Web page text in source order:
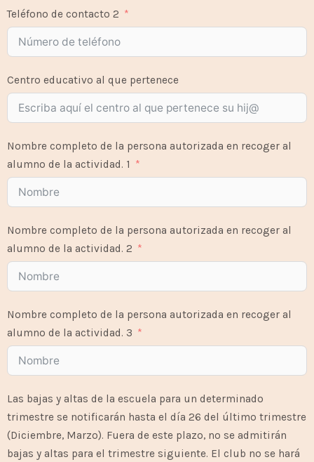
Teléfono de contacto 2
Centro educativo al que pertenece
Nombre completo de la persona autorizada en recoger al
alumno de la actividad. 1
Nombre completo de la persona autorizada en recoger al
alumno de la actividad. 2
Nombre completo de la persona autorizada en recoger al
alumno de la actividad. 3
Las bajas y altas de la escuela para un determinado
trimestre se notificarán hasta el día 26 del último trimestre
(Diciembre, Marzo). Fuera de este plazo, no se admitirán
bajas y altas para el trimestre siguiente. El club no se hará